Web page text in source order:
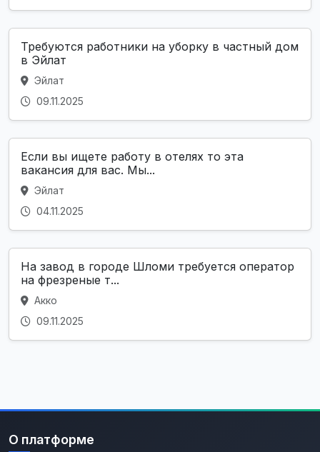
Требуются работники на уборку в частный дом
в Эйлат
Эйлат
09.11.2025
Если вы ищете работу в отелях то эта
вакансия для вас. Мы...
Эйлат
04.11.2025
На завод в городе Шломи требуется оператор
на фрезреные т...
Акко
09.11.2025
О платформе